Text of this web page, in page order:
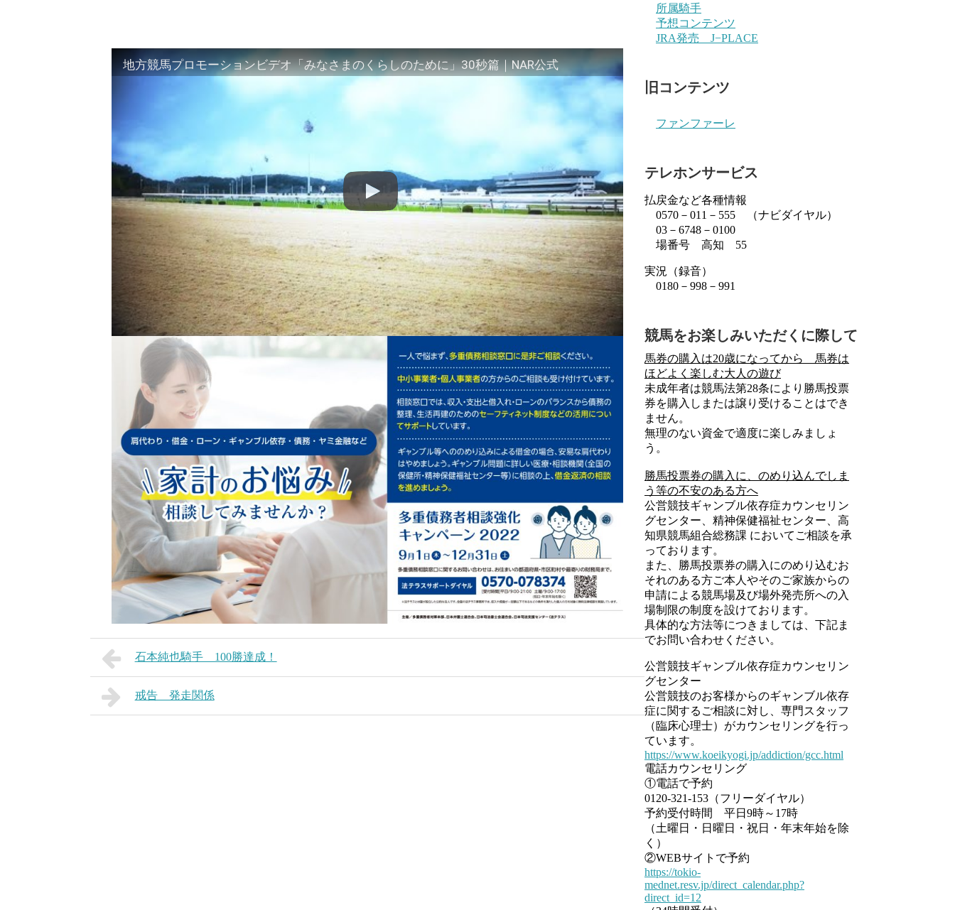
地方競馬プロモーションビデオ「みなさまのくらしのために」30秒篇｜NAR公式
石本純也騎手 100勝達成！
戒告 発走関係
所属騎手
予想コンテンツ
JRA発売 J−PLACE
旧コンテンツ
ファンファーレ
テレホンサービス
払戻金など各種情報
0570－011－555 （ナビダイヤル）
03－6748－0100
場番号 高知 55
実況（録音）
0180－998－991
競馬をお楽しみいただくに際して
馬券の購入は20歳になってから 馬券は
ほどよく楽しむ大人の遊び
未成年者は競馬法第28条により勝馬投票
券を購入しまたは譲り受けることはでき
ません。
無理のない資金で適度に楽しみましょ
う。
勝馬投票券の購入に、のめり込んでしま
う等の不安のある方へ
公営競技ギャンブル依存症カウンセリン
グセンター、精神保健福祉センター、高
知県競馬組合総務課 においてご相談を承
っております。
また、勝馬投票券の購入にのめり込むお
それのある方ご本人やそのご家族からの
申請による競馬場及び場外発売所への入
場制限の制度を設けております。
具体的な方法等につきましては、下記ま
でお問い合わせください。
公営競技ギャンブル依存症カウンセリン
グセンター
公営競技のお客様からのギャンブル依存
症に関するご相談に対し、専門スタッフ
（臨床心理士）がカウンセリングを行っ
ています。
https://www.koeikyogi.jp/addiction/gcc.html
電話カウンセリング
①電話で予約
0120-321-153（フリーダイヤル）
予約受付時間 平日9時～17時
（土曜日・日曜日・祝日・年末年始を除
く）
②WEBサイトで予約
https://tokio-
mednet.resv.jp/direct_calendar.php?
direct_id=12